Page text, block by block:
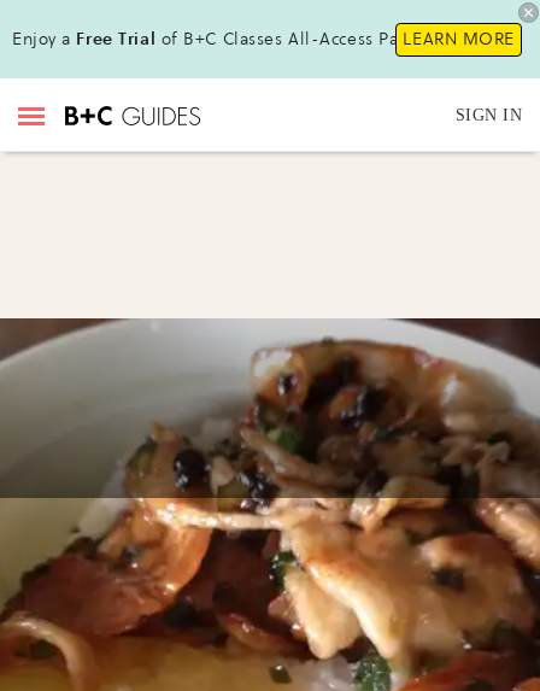
Enjoy a Free Trial of B+C Classes All-Access Pass!LEARN MORE
SIGN IN